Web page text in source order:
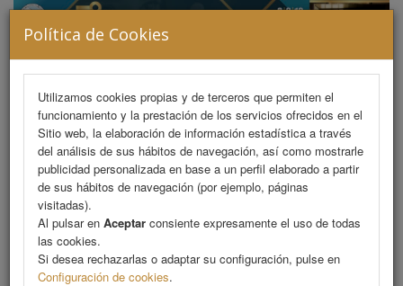
Política de Cookies
Utilizamos cookies propias y de terceros que permiten el
funcionamiento y la prestación de los servicios ofrecidos en el
Sitio web, la elaboración de información estadística a través
del análisis de sus hábitos de navegación, así como mostrarle
publicidad personalizada en base a un perfil elaborado a partir
de sus hábitos de navegación (por ejemplo, páginas
visitadas).
Al pulsar en Aceptar consiente expresamente el uso de todas
las cookies.
Si desea rechazarlas o adaptar su configuración, pulse en
Configuración de cookies.
MENU
Comité
Dr. Roberto Ferrero
Presidente